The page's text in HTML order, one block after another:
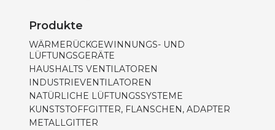
Produkte
WÄRMERÜCKGEWINNUNGS- UND
LÜFTUNGSGERÄTE
HAUSHALTS VENTILATOREN
INDUSTRIEVENTILATOREN
NATÜRLICHE LÜFTUNGSSYSTEME
KUNSTSTOFFGITTER, FLANSCHEN, ADAPTER
METALLGITTER